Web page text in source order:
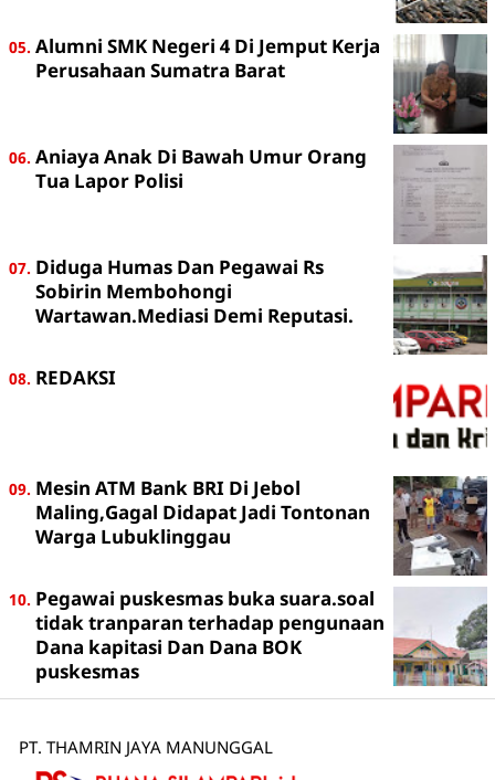
Alumni SMK Negeri 4 Di Jemput Kerja
Perusahaan Sumatra Barat
Aniaya Anak Di Bawah Umur Orang
Tua Lapor Polisi
Diduga Humas Dan Pegawai Rs
Sobirin Membohongi
Wartawan.Mediasi Demi Reputasi.
REDAKSI
Mesin ATM Bank BRI Di Jebol
Maling,Gagal Didapat Jadi Tontonan
Warga Lubuklinggau
Pegawai puskesmas buka suara.soal
tidak tranparan terhadap pengunaan
Dana kapitasi Dan Dana BOK
puskesmas
PT. THAMRIN JAYA MANUNGGAL